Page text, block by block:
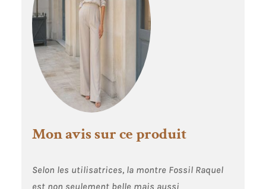
Mon avis sur ce produit
Selon les utilisatrices, la montre Fossil Raquel
est non seulement belle mais aussi